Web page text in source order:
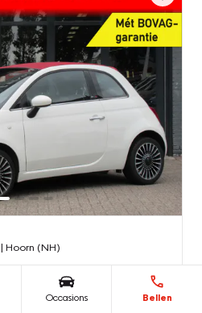
| Hoorn (NH)
Occasions Bellen